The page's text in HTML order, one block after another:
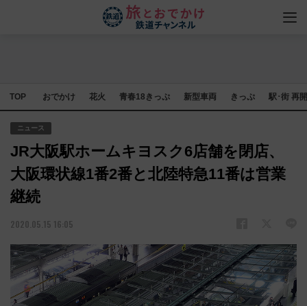
TOP おでかけ 花火 青春18きっぷ 新型車両 きっぷ 駅･街 再
ニュース
JR大阪駅ホームキヨスク6店舗を閉店、
大阪環状線1番2番と北陸特急11番は営業
継続
2020.05.15 16:05